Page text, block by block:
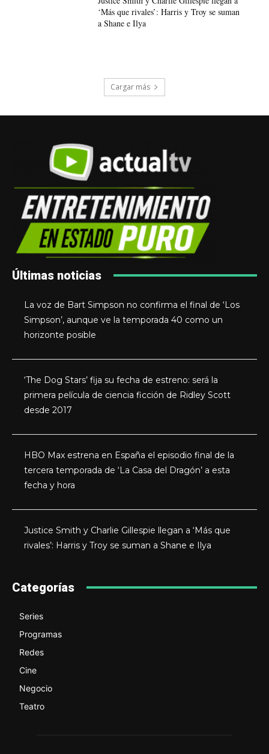
‘Más que rivales’: Harris y Troy se suman
a Shane e Ilya
Cargar más
Últimas noticias
La voz de Bart Simpson no confirma el final de ‘Los
Simpson’, aunque ve la temporada 40 como un
horizonte posible
‘The Dog Stars’ fija su fecha de estreno: será la
primera película de ciencia ficción de Ridley Scott
desde 2017
HBO Max estrena en España el episodio final de la
tercera temporada de ‘La Casa del Dragón’ a esta
fecha y hora
Justice Smith y Charlie Gillespie llegan a ‘Más que
rivales’: Harris y Troy se suman a Shane e Ilya
Categorías
Series
Programas
Redes
Cine
Negocio
Teatro